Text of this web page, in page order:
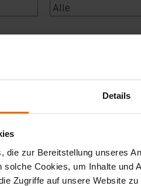
Details
die zur Bereitstellung unseres
solche Cookies, um Inhalte und
Zugriffe auf unsere Website